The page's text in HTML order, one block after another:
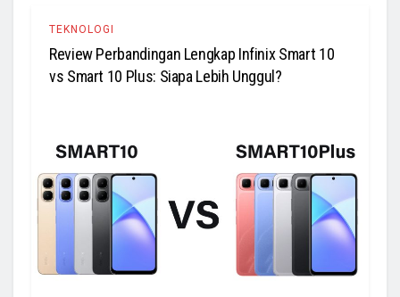
TEKNOLOGI
Review Perbandingan Lengkap Infinix Smart 10
vs Smart 10 Plus: Siapa Lebih Unggul?